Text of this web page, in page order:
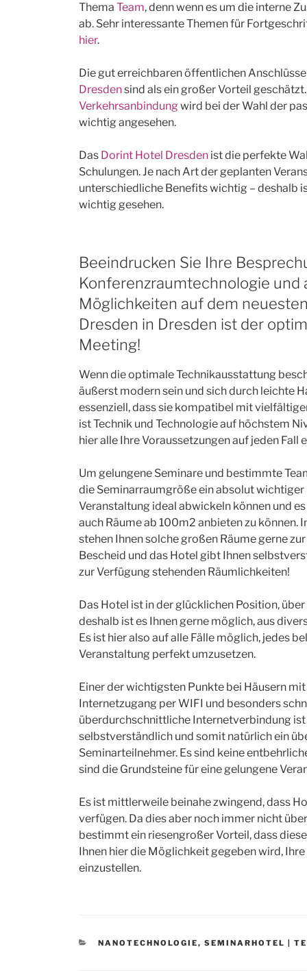
ThemaTeam, denn wenn es um die interne
ab. Sehr interessante Themen für
hier.
Die gut erreichbaren öffentlichen
Dresdensind als ein großer Vorteil
Verkehrsanbindung wird bei der Wahl der
wichtig angesehen.
Das Dorint Hotel Dresden ist die perfekte
Schulungen. Je nach Art der geplanten
unterschiedliche Benefits wichtig – deshalb
wichtig gesehen.
Beeindrucken Sie Ihre
Konferenzraumtechnologie und
Möglichkeiten auf dem
Dresden in Dresden ist der
Meeting!
Wenn die optimale Technikausstattung
äußerst modern sein und sich durch leichte
essenziell, dass sie kompatibel mit
ist Technik und Technologie auf höchstem
hier alle Ihre Voraussetzungen auf jeden Fall
Um gelungene Seminare und bestimmte
die Seminarraumgröße ein absolut
Veranstaltung ideal abwickeln können und
auch Räume ab 100m2 anbieten zu
stehen Ihnen solche großen Räume gerne
Bescheid und das Hotel gibt Ihnen
zur Verfügung stehenden Räumlichkeiten!
Das Hotel ist in der glücklichen Position,
deshalb ist es Ihnen gerne möglich, aus
Es ist hier also auf alle Fälle möglich, jedes
Veranstaltung perfekt umzusetzen.
Einer der wichtigsten Punkte bei Häusern
Internetzugang per WIFI und besonders
überdurchschnittliche Internetverbindung
selbstverständlich und somit natürlich ein
Seminarteilnehmer. Es sind keine
sind die Grundsteine für eine gelungene
Es ist mittlerweile beinahe zwingend, dass
verfügen. Da dies aber noch immer nicht
bestimmt ein riesengroßer Vorteil, dass
Ihnen hier die Möglichkeit gegeben wird,
einzustellen.
CATEGORIES
NANOTECHNOLOGIE, SEMINARHOTEL |